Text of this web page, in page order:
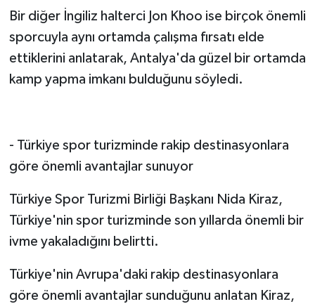
Bir diğer İngiliz halterci Jon Khoo ise birçok önemli
sporcuyla aynı ortamda çalışma fırsatı elde
ettiklerini anlatarak, Antalya'da güzel bir ortamda
kamp yapma imkanı bulduğunu söyledi.
- Türkiye spor turizminde rakip destinasyonlara
göre önemli avantajlar sunuyor
Türkiye Spor Turizmi Birliği Başkanı Nida Kiraz,
Türkiye'nin spor turizminde son yıllarda önemli bir
ivme yakaladığını belirtti.
Türkiye'nin Avrupa'daki rakip destinasyonlara
göre önemli avantajlar sunduğunu anlatan Kiraz,